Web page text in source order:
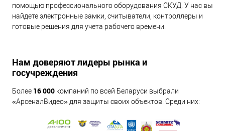
помощью профессионального оборудования СКУД. У нас вы
найдете электронные замки, считыватели, контроллеры и
готовые решения для учета рабочего времени.
Нам доверяют лидеры рынка и
госучреждения
Более 16 000 компаний по всей Беларуси выбрали
«АрсеналВидео» для защиты своих объектов. Среди них: